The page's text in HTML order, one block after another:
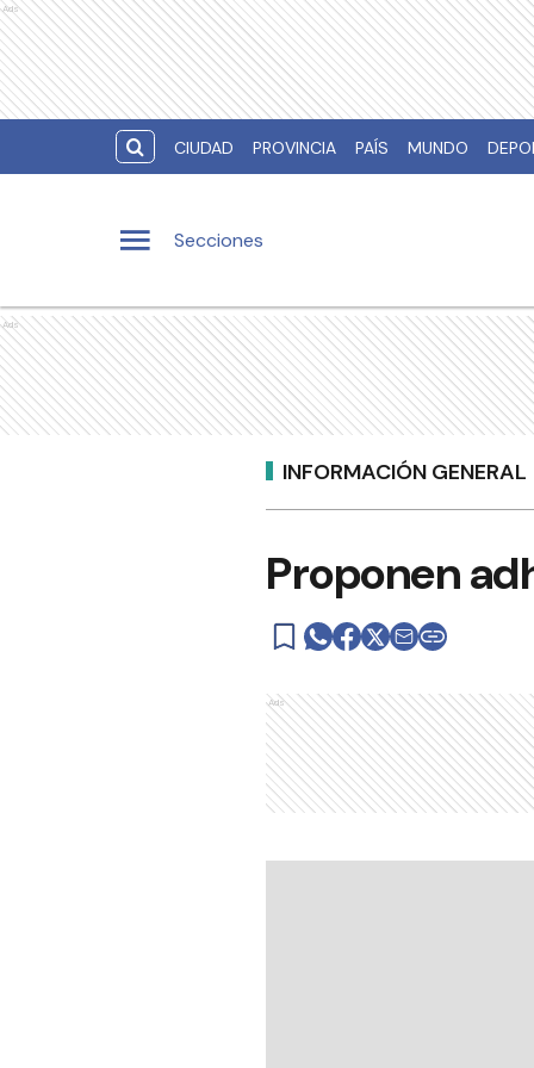
Ads
CIUDAD PROVINCIA PAÍS MUNDO
Secciones
Ads
INFORMACIÓN GENERAL
Proponen
Ads